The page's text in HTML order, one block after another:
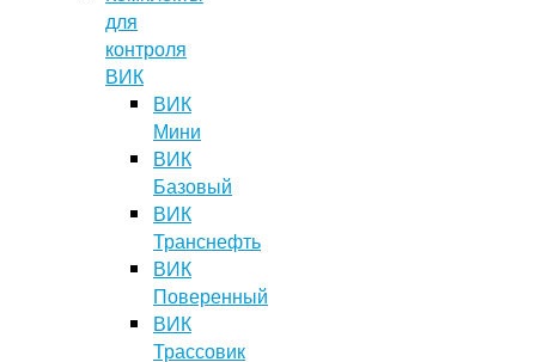
для
контроля
ВИК
ВИК
Мини
ВИК
Базовый
ВИК
Транснефть
ВИК
Поверенный
ВИК
Трассовик